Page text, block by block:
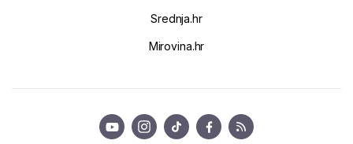
Srednja.hr
Mirovina.hr